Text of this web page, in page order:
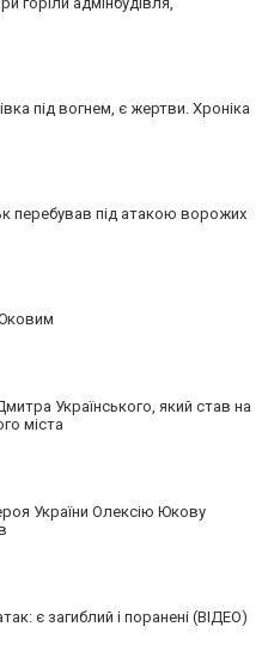
під вогнем, є жертви. Хроніка
перебував під атакою ворожих
Українського, який став на
міста
України Олексію Юкову
є загиблий і поранені (ВІДЕО)